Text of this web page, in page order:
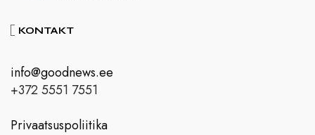
KONTAKT
info@goodnews.ee
+372 5551 7551
Privaatsuspoliitika